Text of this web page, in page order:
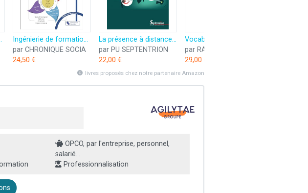
du Manuel du formateur
Ingénierie de formation et interculturalité: Méthodes et outils pédagogiques
par CHRONIQUE SOCIA
24,50 €
La présence à distance en e-Formation: Enjeux et repères pour la recherche et l'ingénierie
par PU SEPTENTRION
22,00 €
par RABELAIS
29,00 €
livres proposés chez notre partenaire Amazon
OPCO, par l'entreprise, personnel,
salarié...
Professionnalisation